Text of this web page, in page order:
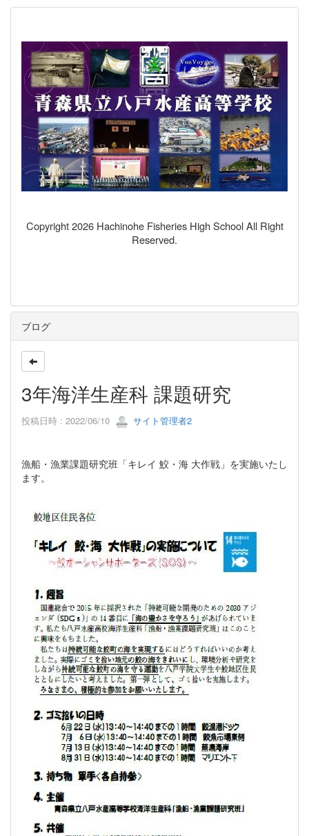
Copyright 2026 Hachinohe Fisheries High School All Right
Reserved.
ブログ
3年海洋生産科 課題研究
投稿日時 : 2022/06/10 サイト管理者2
漁船・漁業課題研究班「キレイ 鮫・海 大作戦」を実施いたし
ます。